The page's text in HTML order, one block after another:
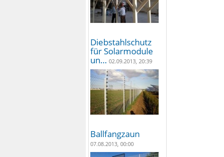
Diebstahlschutz
für Solarmodule
un… 02.09.2013, 20:39
Ballfangzaun
07.08.2013, 00:00